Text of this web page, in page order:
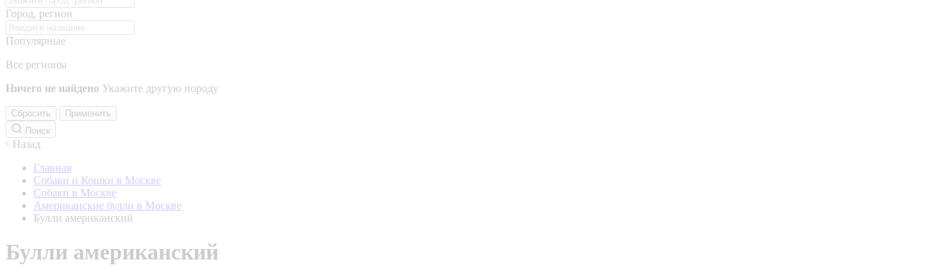
Город, регион
Популярные
Все регионы
Ничего не найдено Укажите другую породу
Сбросить
Применить
Поиск
Назад
Главная
Собаки и Кошки в Москве
Собаки в Москве
Американские булли в Москве
Булли американский
Булли американский